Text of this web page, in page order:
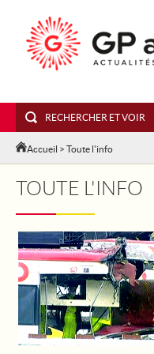
RECHERCHER ET VOIR
Accueil > Toute l'info
TOUTE L'INFO